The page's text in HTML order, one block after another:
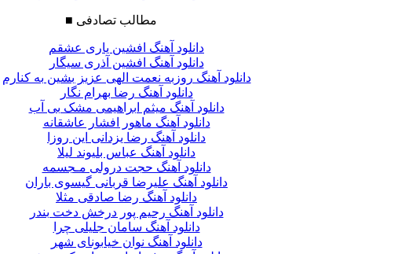
■ مطالب تصادفی
دانلود آهنگ افشین یاری عشقم
دانلود آهنگ افشین آذری سیگار
دانلود آهنگ روزبه نعمت الهی عزیز بشین به کنارم
دانلود آهنگ رضا بهرام نگار
دانلود آهنگ میثم ابراهیمی مشک بی آب
دانلود آهنگ ماهور افشار عاشقانه
دانلود آهنگ رضا یزدانی این روزا
دانلود آهنگ عباس بلیوند لیلا
دانلود آهنگ حجت درولی مـجسمه
دانلود آهنگ علیرضا قربانی گیسوی باران
دانلود آهنگ رضا صادقی مثلا
دانلود آهنگ رحیم پور درخش دخت بندر
دانلود آهنگ سامان جلیلی چرا
دانلود آهنگ نوان خیابونای شهر